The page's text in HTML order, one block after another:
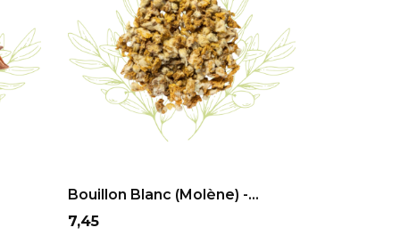
Bouillon Blanc (molène) -...
Prix
7,45